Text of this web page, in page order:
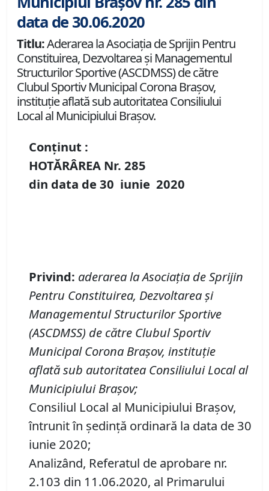
data de 30.06.2020
Titlu:Aderarea la Asociația de Sprijin Pentru
Constituirea, Dezvoltarea și Managementul
Structurilor Sportive (ASCDMSS) de către
Clubul Sportiv Municipal Corona Braşov,
instituție aflată sub autoritatea Consiliului
Local al Municipiului Brașov.
Conținut :
HOTĂRÂREA Nr. 285
din data de 30 iunie 2020
Privind: aderarea la Asociația de Sprijin
Pentru Constituirea, Dezvoltarea și
Managementul Structurilor Sportive
(ASCDMSS) de către Clubul Sportiv
Municipal Corona Braşov, instituție
aflatăsub autoritatea Consiliului Local al
Municipiului Brașov;
Consiliul Local al Municipiului Brașov,
întrunit în ședință ordinară la data de 30
iunie 2020;
Analizând, Referatul de aprobare nr.
2.103 din 11.06.2020, al Primarului